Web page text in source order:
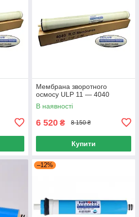
Мембрана зворотного
осмосу ULP 11 — 4040
В наявності
6 520 ₴ 8 150 ₴
Купити
–12%